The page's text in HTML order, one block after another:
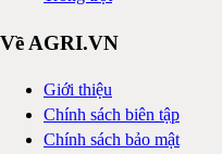
Về AGRI.VN
Giới thiệu
Chính sách biên tập
Chính sách bảo mật